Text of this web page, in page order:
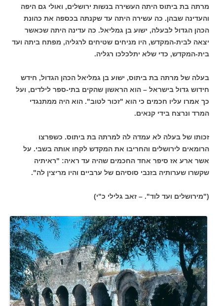
מרתה בת ביתוס היתה העשירה בנשות ירושלים, ואולי גם היפה
והעדינה שבהן. כה עשירה היתה עד שקנתה בכספה את כהונת
הכהן הגדול לבעלה, ישוע בן גמליאל. כה עדינה היתה שכאשר
יצאה לבית-המקדש, היו מניחים שטיחים לרגליה, מפתח ביתה ועד
בית-המקדש, כדי שלא יתלכלכו רגליה.
בעלה של מרתה בת ביתוס, ישוע בן גמליאל הכהן הגדול, חידש
חידוש גדול בישראל – הוא הראשון שהקים בתי-ספר לילדים, ועל
כך אמרו עליו חכמים כי הוא "זכור לטוב". הוא היה ממתנגדי
המרד ונרצח בידי קנאים.
זכותו של בעלה לא עמדה לה למרתה בת ביתוס. כשפרצו
הרומאים לירושלים והחריבו את המקדש לקחו אותה בשבי. על
אשר ארע אז סיפר אחד החכמים שהיה עד ראיה: "ראיתיה
שקשרו שערותיה בזנבי סוסיהם של ערביים והיו מריצין לה".
("מירושלים ועד לוד". – זאב גלילי כ"י)